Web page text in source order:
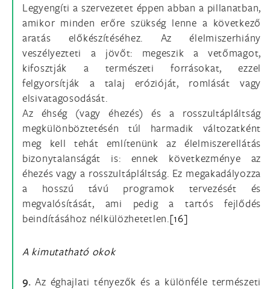
Legyengíti a szervezetet éppen abban a pillanatban,
amikor minden erőre szükség lenne a következő
aratás előkészítéséhez. Az élelmiszerhiány
veszélyezteti a jövőt: megeszik a vetőmagot,
kifosztják a természeti forrásokat, ezzel
felgyorsítják a talaj erózióját, romlását vagy
elsivatagosodását.
Az éhség (vagy éhezés) és a rosszultápláltság
megkülönböztetésén túl harmadik változatként
meg kell tehát említenünk az élelmiszerellátás
bizonytalanságát is: ennek következménye az
éhezés vagy a rosszultápláltság. Ez megakadályozza
a hosszú távú programok tervezését és
megvalósítását, ami pedig a tartós fejlődés
beindításához nélkülözhetetlen.[16]
A kimutatható okok
9. Az éghajlati tényezők és a különféle természeti